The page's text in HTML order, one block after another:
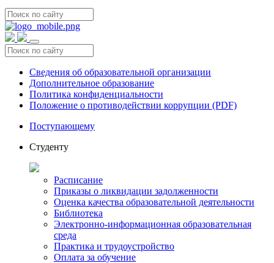
Сведения об образовательной организации
Дополнительное образование
Политика конфиденциальности
Положение о противодействии коррупции (PDF)
Поступающему
Студенту
Расписание
Приказы о ликвидации задолженности
Оценка качества образовательной деятельности
Библиотека
Электронно-информационная образовательная
среда
Практика и трудоустройство
Оплата за обучение